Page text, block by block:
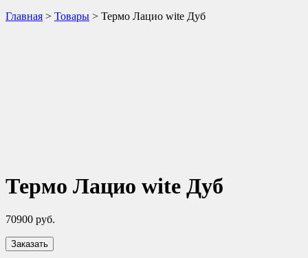
Главная > Товары > Термо Лацио wite Дуб
Термо Лацио wite Дуб
70900 руб.
Заказать